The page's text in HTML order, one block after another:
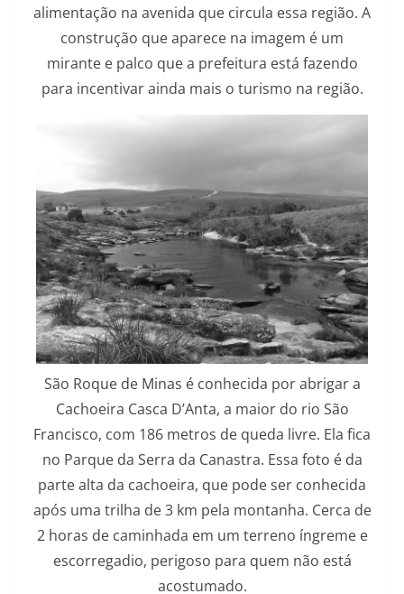
alimentação na avenida que circula essa região. A
construção que aparece na imagem é um
mirante e palco que a prefeitura está fazendo
para incentivar ainda mais o turismo na região.
São Roque de Minas é conhecida por abrigar a
Cachoeira Casca D’Anta, a maior do rio São
Francisco, com 186 metros de queda livre. Ela fica
no Parque da Serra da Canastra. Essa foto é da
parte alta da cachoeira, que pode ser conhecida
após uma trilha de 3 km pela montanha. Cerca de
2 horas de caminhada em um terreno íngreme e
escorregadio, perigoso para quem não está
acostumado.